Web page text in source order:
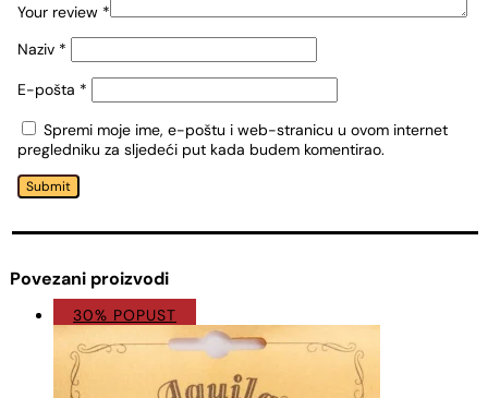
Your review *
Naziv *
E-pošta *
Spremi moje ime, e-poštu i web-stranicu u ovom internet
pregledniku za sljedeći put kada budem komentirao.
Submit
Povezani proizvodi
30% POPUST